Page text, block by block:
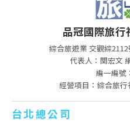
品冠國際旅行
綜合旅遊業 交觀綜2112
代表人：関宏文
編一編號
經營項目：綜合旅
台北總公司